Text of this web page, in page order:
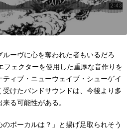
ーヴに心を奪われた者もいるだろ
フェクターを使用した重厚な音作りを
ィブ・ニューウェイブ・シューゲイ
けたバンドサウンドは、今後より多
る可能性がある。
ボーカルは？」と揚げ足取られそう